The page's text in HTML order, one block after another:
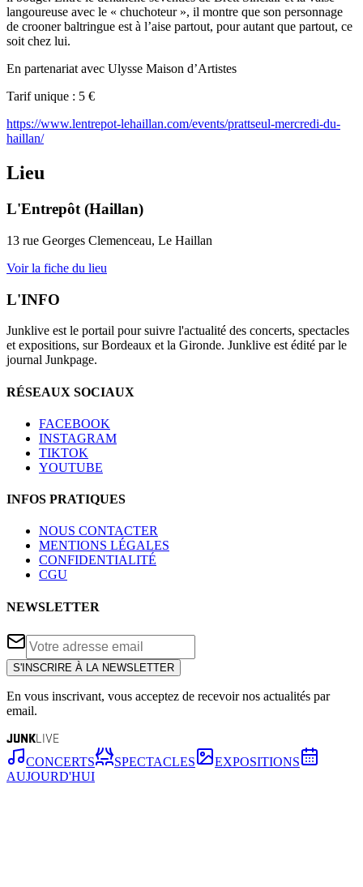
langoureuse avec le « chuchoteur », il montre que son personnage
de crooner baltringue est à l’aise partout, pour autant que partout, ce
soit chez lui.
En partenariat avec Ulysse Maison d’Artistes
Tarif unique : 5 €
https://www.lentrepot-lehaillan.com/events/prattseul-mercredi-du-
haillan/
Lieu
L'Entrepôt (Haillan)
13 rue Georges Clemenceau, Le Haillan
Voir la fiche du lieu
L'INFO
Junklive est le portail pour suivre l'actualité des concerts, spectacles
et expositions, sur Bordeaux et la Gironde. Junklive est édité par le
journal Junkpage.
RÉSEAUX SOCIAUX
FACEBOOK
INSTAGRAM
TIKTOK
YOUTUBE
INFOS PRATIQUES
NOUS CONTACTER
MENTIONS LÉGALES
CONFIDENTIALITÉ
CGU
NEWSLETTER
S'INSCRIRE À LA NEWSLETTER
En vous inscrivant, vous acceptez de recevoir nos actualités par
email.
JUNKLIVE
CONCERTS SPECTACLES
EXPOSITIONS
AUJOURD'HUI